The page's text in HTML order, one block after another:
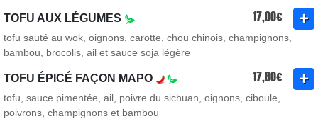
TOFU AUX LÉGUMES 17,00€
tofu sauté au wok, oignons, carotte, chou chinois, champignons,
bambou, brocolis, ail et sauce soja légère
TOFU ÉPICÉ FAÇON MAPO 17,80€
tofu, sauce pimentée, ail, poivre du sichuan, oignons, ciboule,
poivrons, champignons et bambou